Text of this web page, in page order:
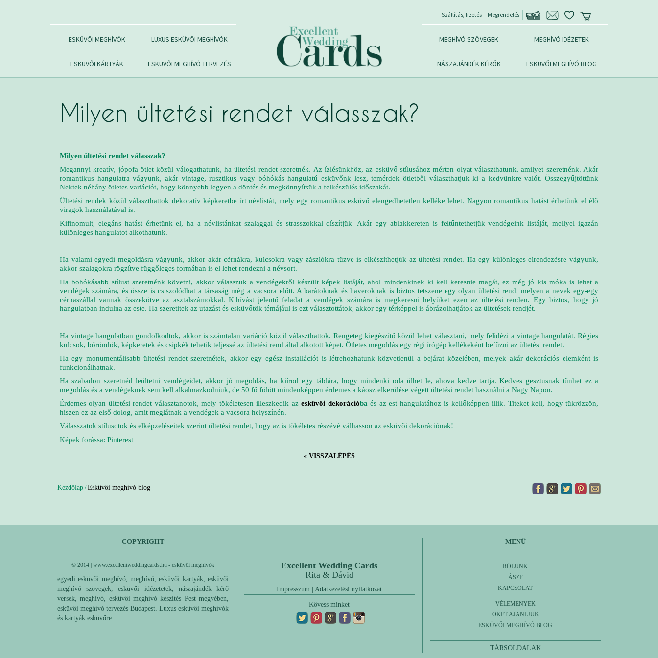
Szállítás, fizetés Megrendelés
ESKÜVŐI MEGHÍVÓK LUXUS ESKÜVŐI MEGHÍVÓK
ESKÜVŐI KÁRTYÁK ESKÜVŐI MEGHÍVÓ TERVEZÉS
MEGHÍVÓ SZÖVEGEK MEGHÍVÓ IDÉZETEK
NÁSZAJÁNDÉK KÉRŐK ESKÜVŐI MEGHÍVÓ BLOG
Milyen ültetési rendet válasszak?
Milyen ültetési rendet válasszak?
Megannyi kreatív, jópofa ötlet közül válogathatunk, ha ültetési rendet szeretnék. Az ízlésünkhöz, az esküvő stílusához mérten olyat választhatunk, amilyet szeretnénk. Akár
romantikus hangulatra vágyunk, akár vintage, rusztikus vagy bóhókás hangulatú esküvőnk lesz, temérdek ötletből választhatjuk ki a kedvünkre valót. Összegyűjtöttünk
Nektek néhány ötletes variációt, hogy könnyebb legyen a döntés és megkönnyítsük a felkészülés időszakát.
Ültetési rendek közül választhattok dekoratív képkeretbe írt névlistát, mely egy romantikus esküvő elengedhetetlen kelléke lehet. Nagyon romantikus hatást érhetünk el élő
virágok használatával is.
Kifinomult, elegáns hatást érhetünk el, ha a névlistánkat szalaggal és strasszokkal díszítjük. Akár egy ablakkereten is feltűntethetjük vendégeink listáját, mellyel igazán
különleges hangulatot alkothatunk.
Ha valami egyedi megoldásra vágyunk, akkor akár cérnákra, kulcsokra vagy zászlókra tűzve is elkészíthetjük az ültetési rendet. Ha egy különleges elrendezésre vágyunk,
akkor szalagokra rögzítve függőleges formában is el lehet rendezni a névsort.
Ha bohókásabb stílust szeretnénk követni, akkor válasszuk a vendégekről készült képek listáját, ahol mindenkinek ki kell keresnie magát, ez még jó kis móka is lehet a
vendégek számára, és össze is csiszolódhat a társaság még a vacsora előtt. A barátoknak és haveroknak is biztos tetszene egy olyan ültetési rend, melyen a nevek egy-egy
cérnaszállal vannak összekötve az asztalszámokkal. Kihívást jelentő feladat a vendégek számára is megkeresni helyüket ezen az ültetési renden. Egy biztos, hogy jó
hangulatban indulna az este. Ha szeretitek az utazást és esküvőtök témájául is ezt választottátok, akkor egy térképpel is ábrázolhatjátok az ültetések rendjét.
Ha vintage hangulatban gondolkodtok, akkor is számtalan variáció közül választhattok. Rengeteg kiegészítő közül lehet választani, mely felidézi a vintage hangulatát. Régies
kulcsok, bőröndök, képkeretek és csipkék tehetik teljessé az ültetési rend által alkotott képet. Ötletes megoldás egy régi írógép kellékeként befűzni az ültetési rendet.
Ha egy monumentálisabb ültetési rendet szeretnétek, akkor egy egész installációt is létrehozhatunk közvetlenül a bejárat közelében, melyek akár dekorációs elemként is
funkcionálhatnak.
Ha szabadon szeretnéd leültetni vendégeidet, akkor jó megoldás, ha kiírod egy táblára, hogy mindenki oda ülhet le, ahova kedve tartja. Kedves gesztusnak tűnhet ez a
megoldás és a vendégeknek sem kell alkalmazkodniuk, de 50 fő fölött mindenképpen érdemes a káosz elkerülése végett ültetési rendet használni a Nagy Napon.
Érdemes olyan ültetési rendet választanotok, mely tökéletesen illeszkedik azesküvői dekorációba és az est hangulatához is kellőképpen illik. Titeket kell, hogy tükrözzön,
hiszen ez az első dolog, amit meglátnak a vendégek a vacsora helyszínén.
Válasszatok stílusotok és elképzeléseitek szerint ültetési rendet, hogy az is tökéletes részévé válhasson az esküvői dekorációnak!
Képek forássa: Pinterest
« VISSZALÉPÉS
Kezdőlap /Esküvői meghívó blog
COPYRIGHT
© 2014 | www.excellentweddingcards.hu - esküvői meghívók
egyedi esküvői meghívó, meghívó, esküvői kártyák, esküvői
meghívó szövegek, esküvői idézetetek, nászajándék kérő
versek, meghívó, esküvői meghívó készítés Pest megyében,
esküvői meghívó tervezés Budapest, Luxus esküvői meghívók
és kártyák esküvőre
Excellent Wedding Cards
Rita & Dávid
Impresszum Adatkezelési nyilatkozat
Kövess minket
MENÜ
RÓLUNK
ÁSZF
KAPCSOLAT
VÉLEMÉNYEK
ŐKET AJÁNLJUK
ESKÜVŐI MEGHÍVÓ BLOG
TÁRSOLDALAK